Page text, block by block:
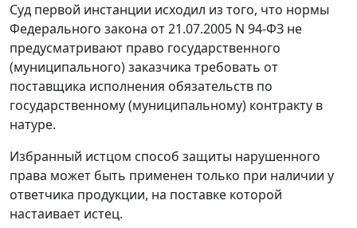
Суд первой инстанции исходил из того, что нормы
Федерального закона от 21.07.2005 N 94-ФЗ не
предусматривают право государственного
(муниципального) заказчика требовать от
поставщика исполнения обязательств по
государственному (муниципальному) контракту в
натуре.
Избранный истцом способ защиты нарушенного
права может быть применен только при наличии у
ответчика продукции, на поставке которой
настаивает истец.